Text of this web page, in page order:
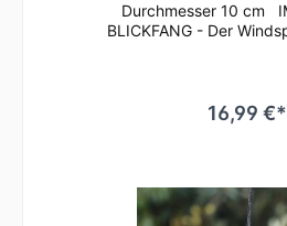
Durchmesser 10 cm
BLICKFANG - Der
sorgen. Die Lamellen
aufgefächert werden,
dreidimensionaler Effekt
für jeden Betrachter! Der Windspinner ist
16,99 €*